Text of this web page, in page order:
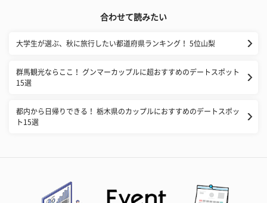
合わせて読みたい
大学生が選ぶ、秋に旅行したい都道府県ランキング！ 5位山梨
群馬観光ならここ！ グンマーカップルに超おすすめのデートスポット
15選
都内から日帰りできる！ 栃木県のカップルにおすすめのデートスポッ
ト15選